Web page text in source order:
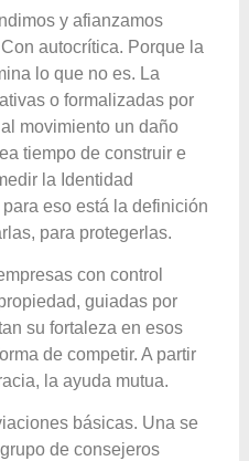
y afianzamos
autocrítica. Porque la
lo que no es. La
o formalizadas por
movimiento un daño
tiempo de construir e
la Identidad
eso está la definición
para protegerlas.
con control
guiadas por
su fortaleza en esos
de competir. A partir
la ayuda mutua.
básicas. Una se
de consejeros